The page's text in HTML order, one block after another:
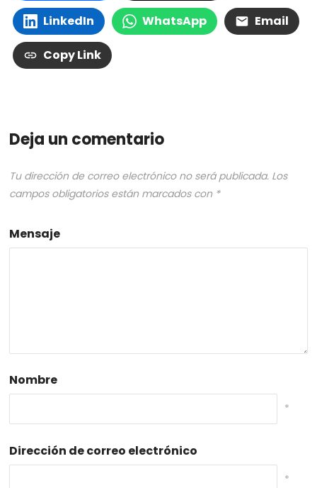
LinkedIn WhatsApp Email
Copy Link
Deja un comentario
Tu dirección de correo electrónico no será publicada. Los
campos obligatorios están marcados con *
Mensaje
Nombre
*
Dirección de correo electrónico
*